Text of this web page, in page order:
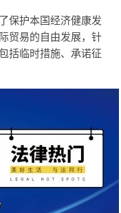
保护本国经济健康发
贸易的自由发展，针
括临时措施、承诺征